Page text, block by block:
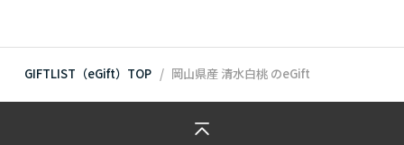
GIFTLIST（eGift）TOP 岡山県産 清水白桃 のeGift